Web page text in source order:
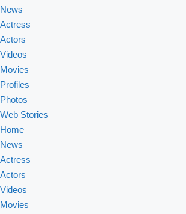
News
Actress
Actors
Videos
Movies
Profiles
Photos
Web Stories
Home
News
Actress
Actors
Videos
Movies